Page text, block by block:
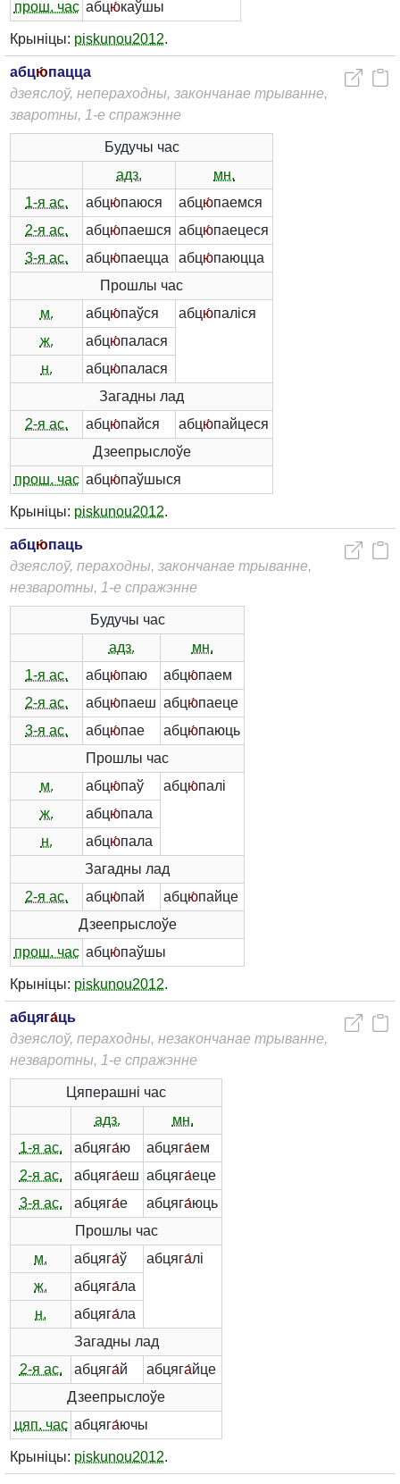
прош. час абцю́каўшы
Крыніцы: piskunou2012.
абцю́пацца
дзеяслоў, непераходны, закончанае трыванне,
зваротны, 1-е спражэнне
Будучы час
адз.
мн.
1-я ас.
абцю́паюся абцю́паемся
2-я ас.
абцю́паешся абцю́паецеся
3-я ас.
абцю́паецца абцю́паюцца
Прошлы час
м.
абцю́паўся абцю́паліся
ж.
абцю́палася
н.
абцю́палася
Загадны лад
2-я ас.
абцю́пайся абцю́пайцеся
Дзеепрыслоўе
прош. час абцю́паўшыся
Крыніцы: piskunou2012.
абцю́паць
дзеяслоў, пераходны, закончанае трыванне,
незваротны, 1-е спражэнне
Будучы час
адз.
мн.
1-я ас.
абцю́паю абцю́паем
2-я ас.
абцю́паеш абцю́паеце
3-я ас.
абцю́пае абцю́паюць
Прошлы час
м.
абцю́паў абцю́палі
ж.
абцю́пала
н.
абцю́пала
Загадны лад
2-я ас.
абцю́пай абцю́пайце
Дзеепрыслоўе
прош. час абцю́паўшы
Крыніцы: piskunou2012.
абцяга́ць
дзеяслоў, пераходны, незакончанае трыванне,
незваротны, 1-е спражэнне
Цяперашні час
адз.
мн.
1-я ас.
абцяга́ю абцяга́ем
2-я ас.
абцяга́еш абцяга́еце
3-я ас.
абцяга́е абцяга́юць
Прошлы час
м.
абцяга́ў абцяга́лі
ж.
абцяга́ла
н.
абцяга́ла
Загадны лад
2-я ас.
абцяга́й абцяга́йце
Дзеепрыслоўе
цяп. час абцяга́ючы
Крыніцы: piskunou2012.